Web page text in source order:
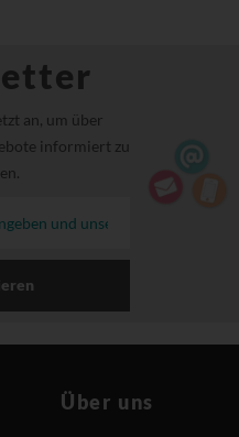
an, um über
informiert zu
Über uns